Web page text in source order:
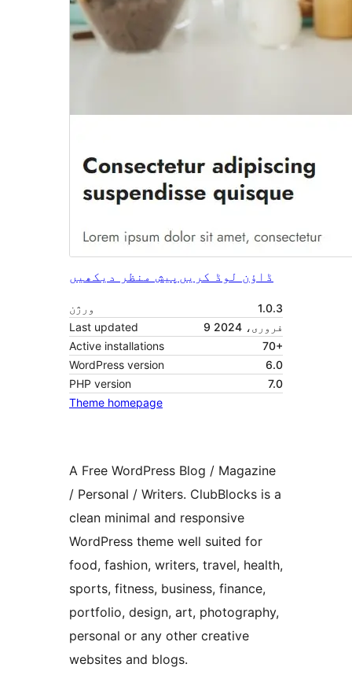
پیش منظر دیکھیں ڈاؤن لوڈ کریں
ورژن
1.0.3
Last updated
9 فروری، 2024
Active installations
70+
WordPress version
6.0
PHP version
7.0
Theme homepage
A Free WordPress Blog / Magazine
/ Personal / Writers. ClubBlocks is a
clean minimal and responsive
WordPress theme well suited for
food, fashion, writers, travel, health,
sports, fitness, business, finance,
portfolio, design, art, photography,
personal or any other creative
websites and blogs.